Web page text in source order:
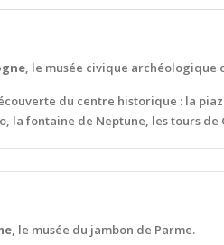
, le musée civique archéologique
du centre historique : la
la fontaine de Neptune, les tours
, le musée du jambon de Parme.